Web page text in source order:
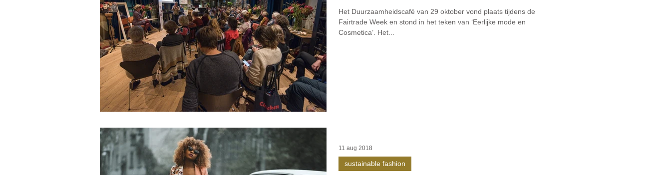
Het Duurzaamheidscafé van 29 oktober vond plaats tijdens de
Fairtrade Week en stond in het teken van ‘Eerlijke mode en
Cosmetica’. Het...
sustainable fashion
11 aug 2018